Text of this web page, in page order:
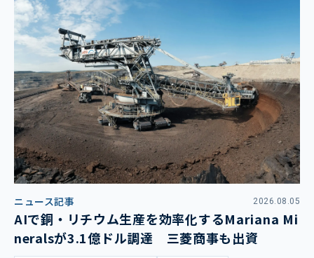
ニュース記事 2026.08.05
AIで銅・リチウム生産を効率化するMariana Mi
neralsが3.1億ドル調達 三菱商事も出資